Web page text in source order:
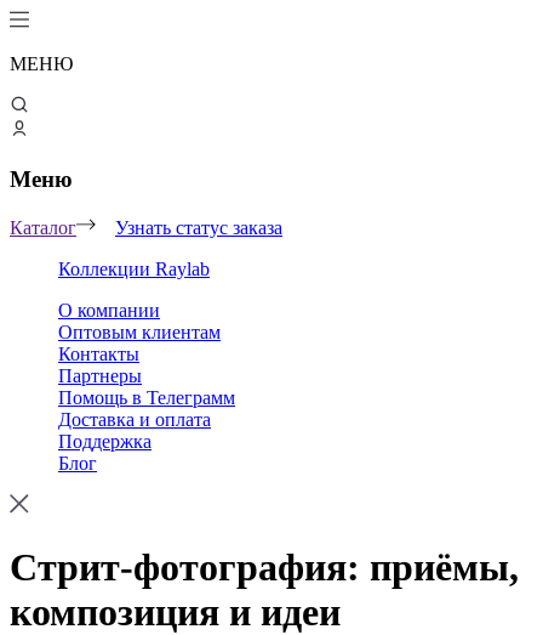
МЕНЮ
Меню
Каталог
Узнать статус заказа
Коллекции Raylab
О компании
Оптовым клиентам
Контакты
Партнеры
Помощь в Телеграмм
Доставка и оплата
Поддержка
Блог
Стрит-фотография: приёмы,
композиция и идеи